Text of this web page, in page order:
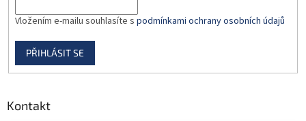
Vložením e-mailu souhlasíte s podmínkami ochrany osobních údajů
PŘIHLÁSIT SE
Kontakt